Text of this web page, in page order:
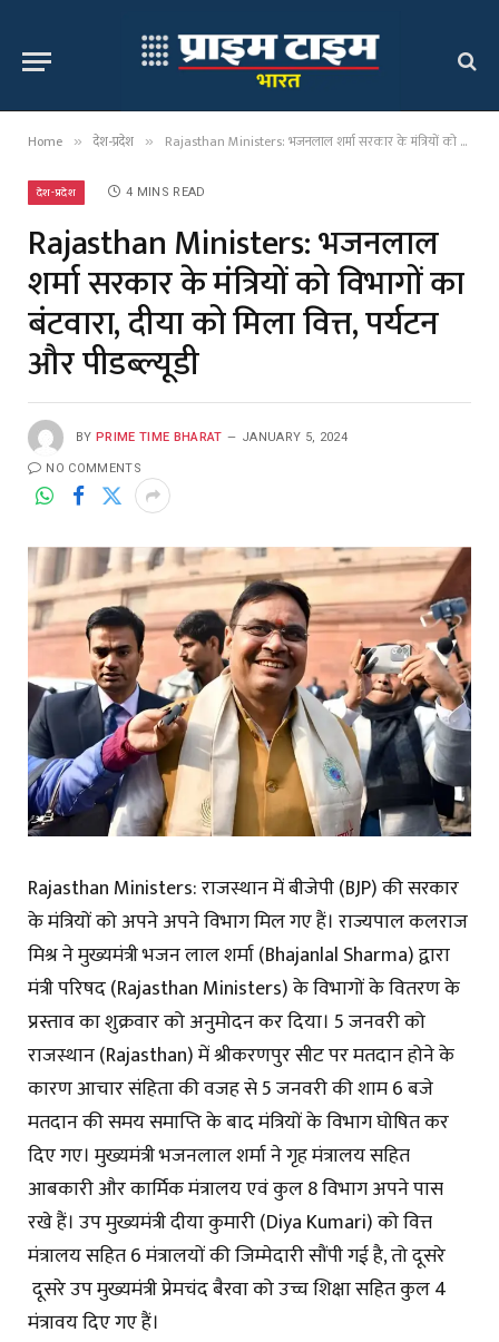
Home » देश-प्रदेश » Rajasthan Ministers: भजनलाल शर्मा सरकार के मंत्रियों को विभागों का बंटवारा, दीया को मिला वित्त, पर्यटन और पीडब्ल्यूडी
देश-प्रदेश 4 MINS READ
Rajasthan Ministers: भजनलाल
शर्मा सरकार के मंत्रियों को विभागों का
बंटवारा, दीया को मिला वित्त, पर्यटन
और पीडब्ल्यूडी
BY PRIME TIME BHARAT JANUARY 5, 2024
NO COMMENTS
Rajasthan Ministers: राजस्थान में बीजेपी (BJP) की सरकार
के मंत्रियों को अपने अपने विभाग मिल गए हैं। राज्यपाल कलराज
मिश्र ने मुख्यमंत्री भजन लाल शर्मा (Bhajanlal Sharma) द्वारा
मंत्री परिषद (Rajasthan Ministers) के विभागों के वितरण के
प्रस्ताव का शुक्रवार को अनुमोदन कर दिया। 5 जनवरी को
राजस्थान (Rajasthan) में श्रीकरणपुर सीट पर मतदान होने के
कारण आचार संहिता की वजह से 5 जनवरी की शाम 6 बजे
मतदान की समय समाप्ति के बाद मंत्रियों के विभाग घोषित कर
दिए गए। मुख्यमंत्री भजनलाल शर्मा ने गृह मंत्रालय सहित
आबकारी और कार्मिक मंत्रालय एवं कुल 8 विभाग अपने पास
रखे हैं। उप मुख्यमंत्री दीया कुमारी (Diya Kumari) को वित्त
मंत्रालय सहित 6 मंत्रालयों की जिम्मेदारी सौंपी गई है, तो दूसरे
दूसरे उप मुख्यमंत्री प्रेमचंद बैरवा को उच्च शिक्षा सहित कुल 4
मंत्रावय दिए गए हैं।